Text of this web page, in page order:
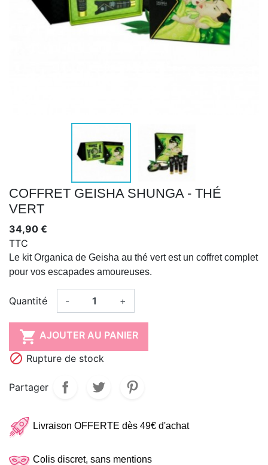
COFFRET GEISHA SHUNGA - THÉ
VERT
34,90 €
TTC
Le kit Organica de Geisha au thé vert est un coffret complet
pour vos escapades amoureuses.
Quantité - +
 AJOUTER AU PANIER
 Rupture de stock
Partager
Livraison OFFERTE dès 49€ d'achat
Colis discret, sans mentions